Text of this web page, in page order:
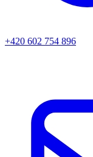
+420 602 754 896